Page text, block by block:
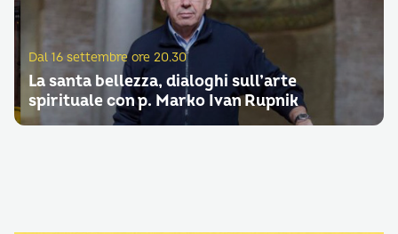
Dal 16 settembre ore 20.30
La santa bellezza, dialoghi sull’arte
spirituale con p. Marko Ivan Rupnik